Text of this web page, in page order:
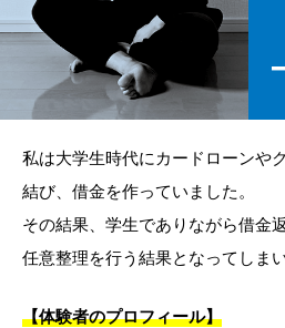
私は大学生時代にカードローンや
結び、借金を作っていました。
その結果、学生でありながら借金
任意整理を行う結果となってしまい
【体験者のプロフィール】